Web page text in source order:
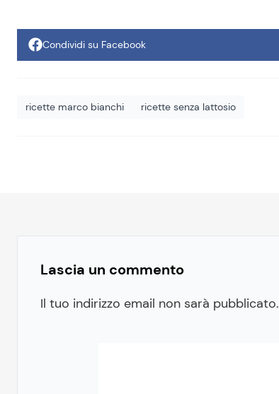
Condividi su Facebook
ricette marco bianchi ricette senza lattosio
Lascia un commento
Il tuo indirizzo email non sarà pubblicato.